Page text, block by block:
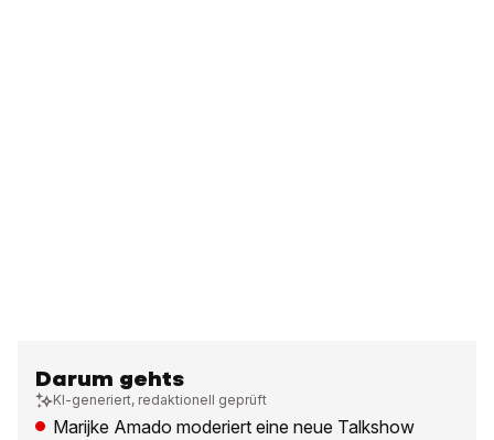
Darum gehts
KI-generiert, redaktionell geprüft
Marijke Amado moderiert eine neue Talkshow